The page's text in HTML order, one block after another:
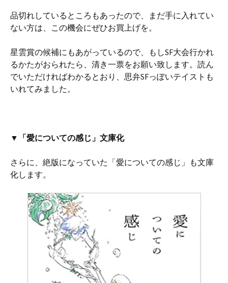
品切れしているところもあったので、まだ手に入れてい
ない方は、この機会にぜひお買上げを。
星雲賞の候補にもあがっているので、もしSF大会行かれ
るかたがおられたら、清き一票をお願い致します。読ん
でいただければわかるとおり、思弁SFっぽいテイストも
いれてみました。
▼「愛についての感じ」文庫化
さらに、絶版になっていた「愛についての感じ」も文庫
化します。